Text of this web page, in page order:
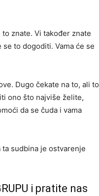
znate. Vi također znate
to dogoditi. Vama će se
Dugo čekate na to, ali to
ono što najviše želite,
da se čuda i vama
sudbina je ostvarenje
i pratite nas